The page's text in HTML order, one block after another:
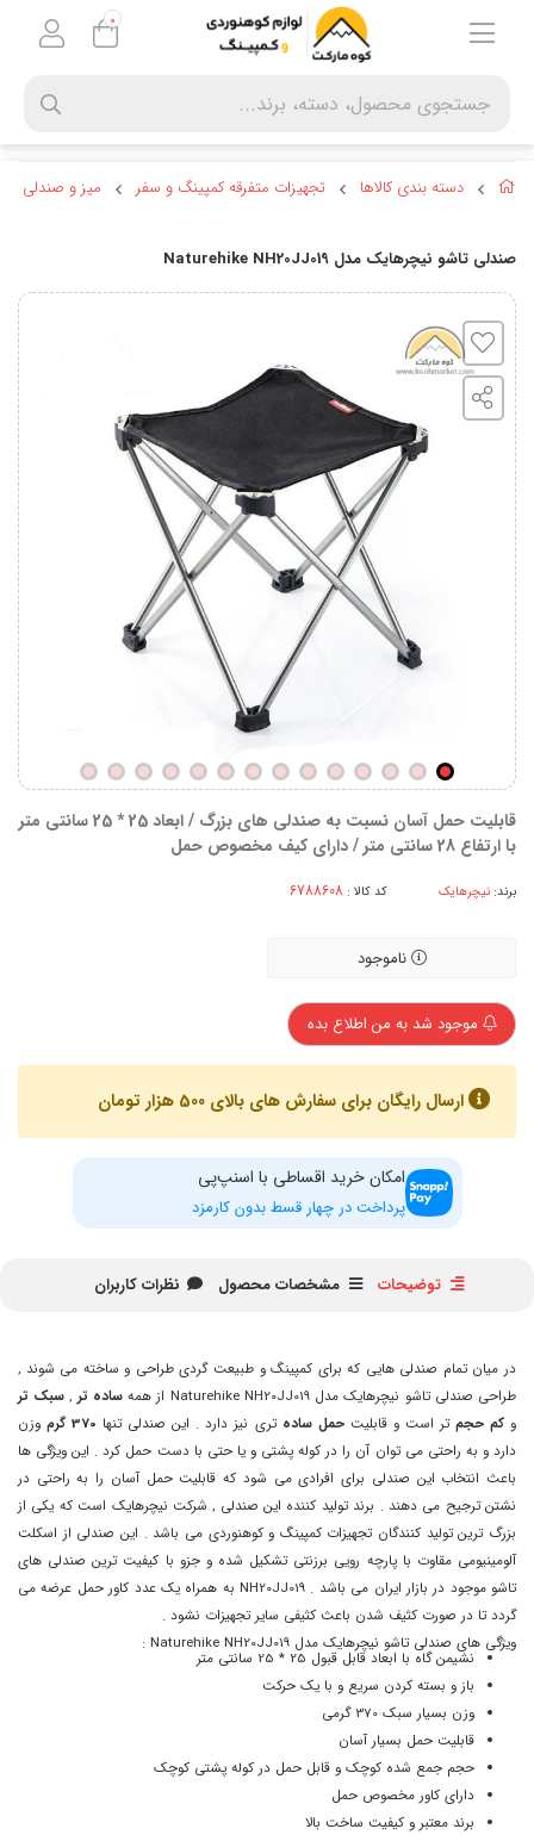
دسته بندی کالاها تجهیزات متفرقه کمپینگ و سفر میز و صندلی
صندلی تاشو نیچرهایک مدل Naturehike NH20JJ019
قابلیت حمل آسان نسبت به صندلی های بزرگ / ابعاد 25 * 25 سانتی متر
با ارتفاع 28 سانتی متر / دارای کیف مخصوص حمل
برند: نیچرهایک کد کالا :
ناموجود
موجود شد به من اطلاع بده
ارسال رایگان برای سفارش های بالای 500 هزار تومان
امکان خرید اقساطی با اسنپ‌پی
پرداخت در چهار قسط بدون کارمزد
توضیحات مشخصات محصول نظرات کاربران
در میان تمام صندلی هایی که برای کمپینگ و طبیعت گردی طراحی و ساخته می شوند ,
طراحی صندلی تاشو نیچرهایک مدل Naturehike NH20JJ019 از همه
ساده تر , سبک تر
وکم حجم تر است و قابلیتحمل ساده تری نیز دارد . این صندلی تنها 370 گرم
وزن
دارد و به راحتی می توان آن را در کوله پشتی و یا حتی با دست حمل کرد . این ویژگی ها
باعث انتخاب این صندلی برای افرادی می شود که قابلیت حمل آسان را به راحتی در
نشتن ترجیح می دهند . برند تولید کننده این صندلی , شرکت نیچرهایک است که یکی از
بزرگ ترین تولید کنندگان تجهیزات کمپینگ و کوهنوردی می باشد . این صندلی از اسکلت
آلومینیومی مقاوت با پارچه رویی برزنتی تشکیل شده و جزو با کیفیت ترین صندلی های
تاشو موجود در بازار ایران می باشد . NH20JJ019 به همراه یک عدد کاور حمل عرضه می
گردد تا در صورت کثیف شدن باعث کثیفی سایر تجهیزات نشود .
ویژگی های صندلی تاشو نیچرهایک مدل Naturehike NH20JJ019 :
نشیمن گاه با ابعاد قابل قبول 25 * 25 سانتی متر
باز و بسته کردن سریع و با یک حرکت
وزن بسیار سبک 370 گرمی
قابلیت حمل بسیار آسان
حجم جمع شده کوچک و قابل حمل در کوله پشتی کوچک
دارای کاور مخصوص حمل
برند معتبر و کیفیت ساخت بالا
0